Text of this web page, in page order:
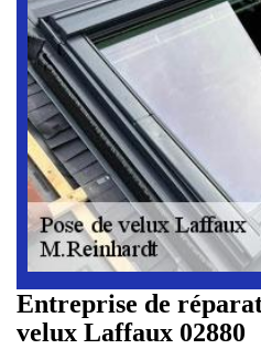
Entreprise de
velux Laffaux 02880